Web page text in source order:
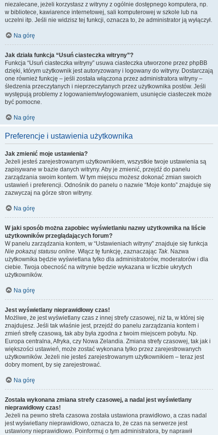
niezalecane, jeżeli korzystasz z witryny z ogólnie dostępnego komputera, np.
w bibliotece, kawiarence internetowej, sali komputerowej w szkole lub na
uczelni itp. Jeśli nie widzisz tej funkcji, oznacza to, że administrator ją wyłączył.
Na górę
Jak działa funkcja “Usuń ciasteczka witryny”?
Funkcja “Usuń ciasteczka witryny” usuwa ciasteczka utworzone przez phpBB
dzięki, którym użytkownik jest autoryzowany i logowany do witryny. Dostarczają
one również funkcję – jeśli została włączona przez administratora witryny –
śledzenia przeczytanych i nieprzeczytanych przez użytkownika postów. Jeśli
występują problemy z logowaniem/wylogowaniem, usunięcie ciasteczek może
być pomocne.
Na górę
Preferencje i ustawienia użytkownika
Jak zmienić moje ustawienia?
Jeżeli jesteś zarejestrowanym użytkownikiem, wszystkie twoje ustawienia są
zapisywane w bazie danych witryny. Aby je zmienić, przejdź do panelu
zarządzania swoim kontem. W tym miejscu możesz dokonać zmian swoich
ustawień i preferencji. Odnośnik do panelu o nazwie “Moje konto” znajduje się
zazwyczaj na górze stron witryny.
Na górę
W jaki sposób można zapobiec wyświetlaniu nazwy użytkownika na liście
użytkowników przeglądających forum?
W panelu zarządzania kontem, w “Ustawieniach witryny” znajduje się funkcja
Nie pokazuj statusu online. Włącz tę funkcję, zaznaczając Tak. Nazwa
użytkownika będzie wyświetlana tylko dla administratorów, moderatorów i dla
ciebie. Twoja obecność na witrynie będzie wykazana w liczbie ukrytych
użytkowników.
Na górę
Jest wyświetlany nieprawidłowy czas!
Możliwe, że jest wyświetlany czas z innej strefy czasowej, niż ta, w której się
znajdujesz. Jeśli tak właśnie jest, przejdź do panelu zarządzania kontem i
zmień strefę czasową, tak aby była zgodna z twoim miejscem pobytu. Np.
Europa centralna, Afryka, czy Nowa Zelandia. Zmiana strefy czasowej, tak jak i
większości ustawień, może zostać wykonana tylko przez zarejestrowanych
użytkowników. Jeżeli nie jesteś zarejestrowanym użytkownikiem – teraz jest
dobry moment, by się zarejestrować.
Na górę
Została wykonana zmiana strefy czasowej, a nadal jest wyświetlany
nieprawidłowy czas!
Jeżeli na pewno strefa czasowa została ustawiona prawidłowo, a czas nadal
jest wyświetlany nieprawidłowo, oznacza to, że czas na serwerze jest
ustawiony nieprawidłowo. Poinformuj o tym administratora, by naprawił